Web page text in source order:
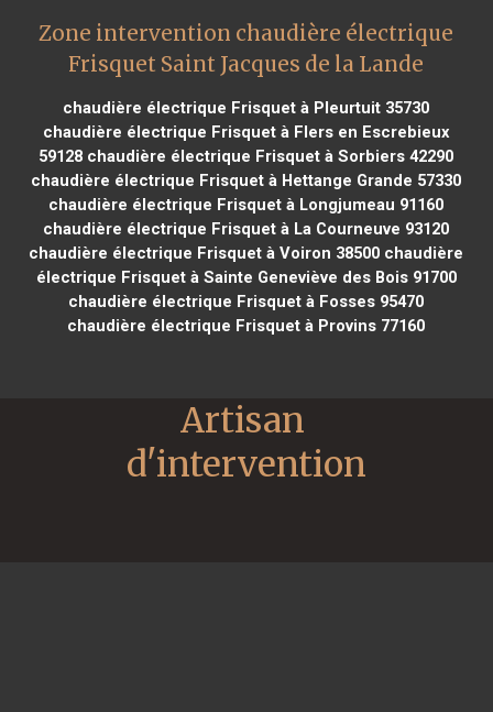
Zone intervention chaudière électrique
Frisquet Saint Jacques de la Lande
chaudière électrique Frisquet à Pleurtuit 35730
chaudière électrique Frisquet à Flers en Escrebieux
59128 chaudière électrique Frisquet à Sorbiers 42290
chaudière électrique Frisquet à Hettange Grande 57330
chaudière électrique Frisquet à Longjumeau 91160
chaudière électrique Frisquet à La Courneuve 93120
chaudière électrique Frisquet à Voiron 38500 chaudière
électrique Frisquet à Sainte Geneviève des Bois 91700
chaudière électrique Frisquet à Fosses 95470
chaudière électrique Frisquet à Provins 77160
Artisan
d'intervention